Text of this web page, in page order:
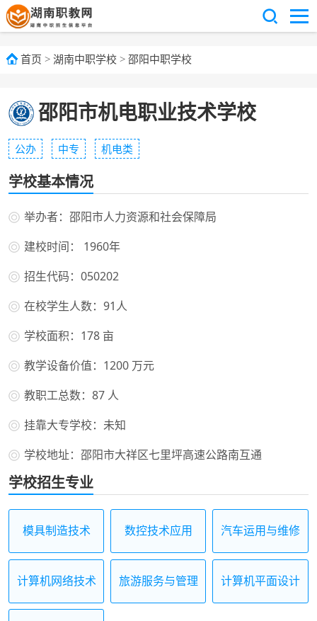
首页 > 湖南中职学校 > 邵阳中职学校
邵阳市机电职业技术学校
公办 中专 机电类
学校基本情况
举办者：邵阳市人力资源和社会保障局
建校时间： 1960年
招生代码：050202
在校学生人数：91人
学校面积：178 亩
教学设备价值：1200 万元
教职工总数：87 人
挂靠大专学校：未知
学校地址：邵阳市大祥区七里坪高速公路南互通
学校招生专业
模具制造技术 数控技术应用 汽车运用与维修
计算机网络技术 旅游服务与管理 计算机平面设计